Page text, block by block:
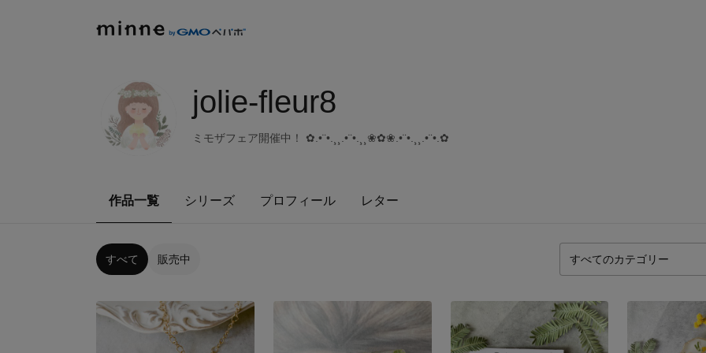
jolie-fleur8
ミモザフェア開催中！ ✿.•¨•.¸¸.•¨•.¸¸❀✿❀.•¨•.¸¸.•¨•.✿
作品一覧 シリーズ プロフィール レター
すべて 販売中